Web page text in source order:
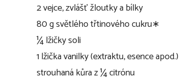
2 vejce, zvlášť žloutky a bílky
80 g světlého třtinového cukru∗
¼ lžičky soli
1 lžička vanilky (extraktu, esence apod.)
strouhaná kůra z ¼ citrónu